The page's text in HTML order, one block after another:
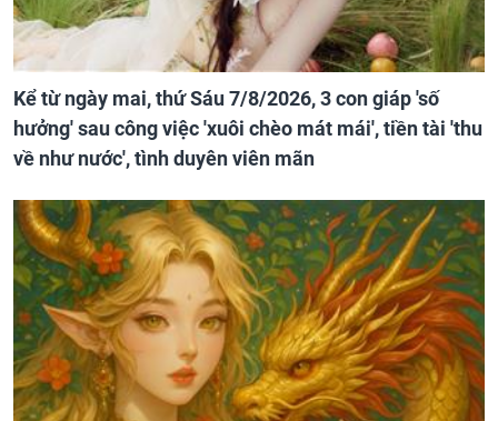
Kể từ ngày mai, thứ Sáu 7/8/2026, 3 con giáp 'số
hưởng' sau công việc 'xuôi chèo mát mái', tiền tài 'thu
về như nước', tình duyên viên mãn